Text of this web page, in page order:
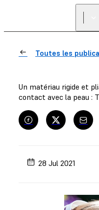
Toutes les
Un matériau rigide et
contact avec la peau :
28 Jul 2021